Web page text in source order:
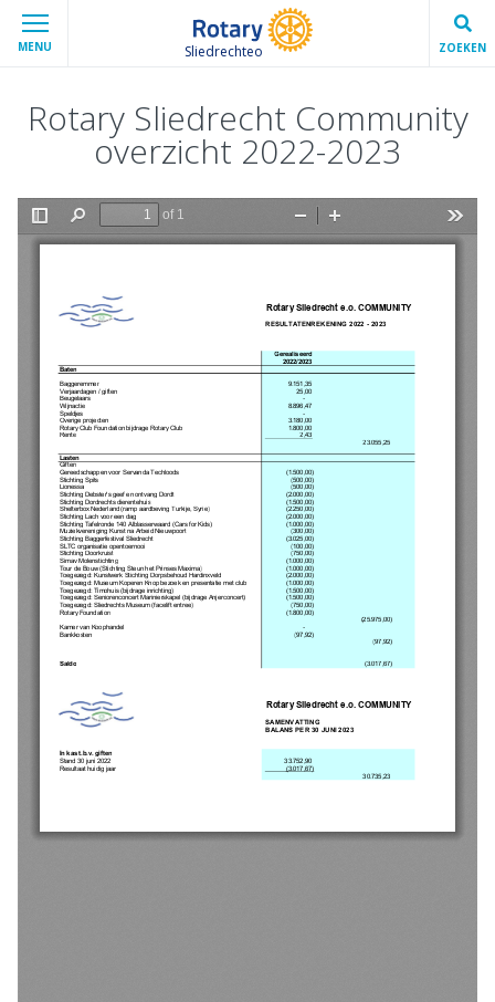
MENU Sliedrechteo ZOEKEN
Rotary Sliedrecht Community
overzicht 2022-2023